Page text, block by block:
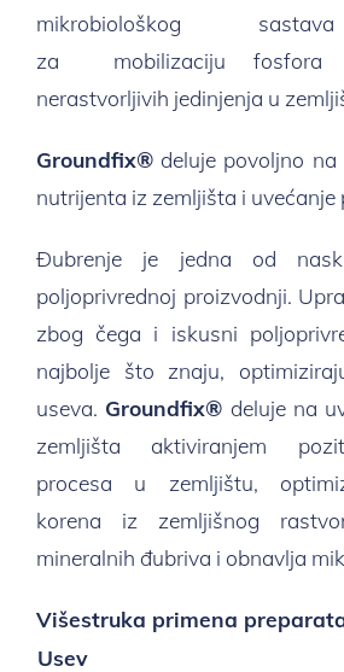
mikrobiološkog
za mobilizaciju
nerastvorljivih jedinjenja u
Groundfix® deluje povoljno
nutrijenta iz zemljišta i uvećanje
Đubrenje je jedna od
poljoprivrednoj proizvodnji.
zbog čega i iskusni
najbolje što znaju,
useva. Groundfix® deluje na
zemljišta aktiviranjem
procesa u zemljištu,
korena iz zemljišnog
mineralnih đubriva i obnavlja
Višestruka primena
Usev